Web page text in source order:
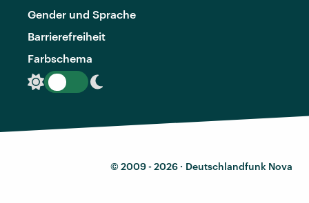
Gender und Sprache
Barrierefreiheit
Farbschema
© 2009 - 2026 · Deutschlandfunk Nova